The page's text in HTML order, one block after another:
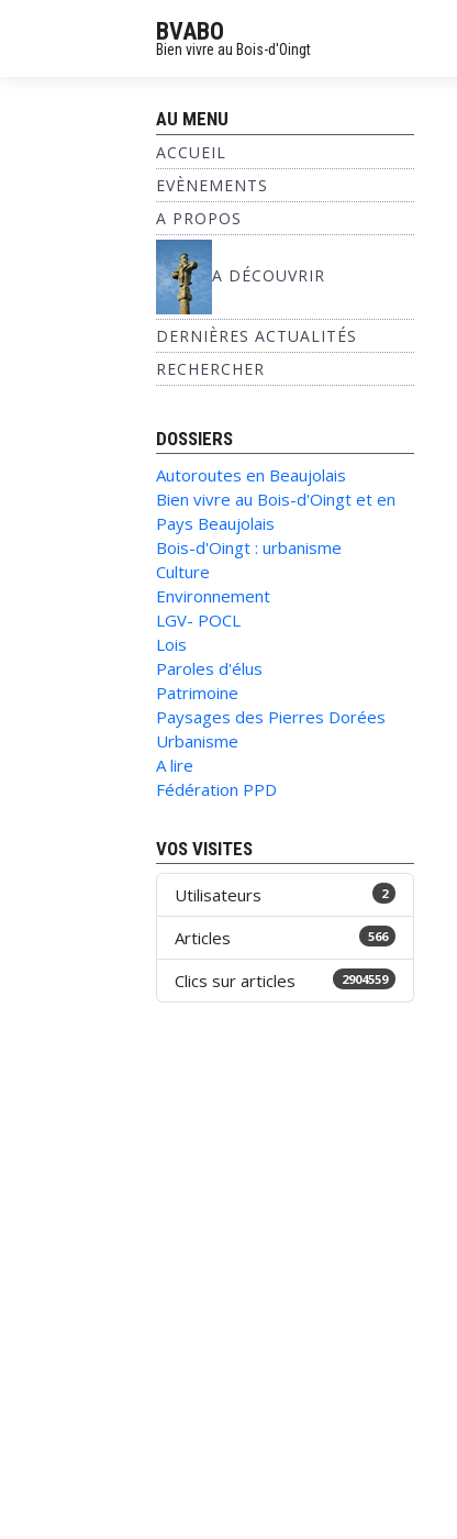
BVABO
Bien vivre au Bois-d'Oingt
AU MENU
ACCUEIL
EVÈNEMENTS
A PROPOS
A DÉCOUVRIR
DERNIÈRES ACTUALITÉS
RECHERCHER
DOSSIERS
Autoroutes en Beaujolais
Bien vivre au Bois-d'Oingt et en
Pays Beaujolais
Bois-d'Oingt : urbanisme
Culture
Environnement
LGV- POCL
Lois
Paroles d'élus
Patrimoine
Paysages des Pierres Dorées
Urbanisme
A lire
Fédération PPD
VOS VISITES
Utilisateurs 2
Articles 566
Clics sur articles 2904559